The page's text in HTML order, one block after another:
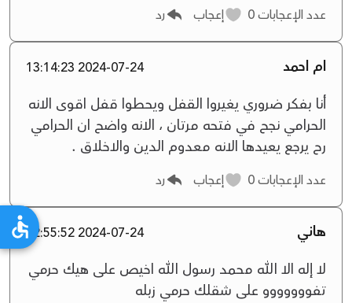
عدد الإعجابات إعجاب رد
ام احمد 2024-07-24 13:14:23
أنا بفكر ضروري يغيروا القفل ويحطوا قفل اقوى الانه
الحرامي نجح في فتحه مرتان ، الانه واضح ان الحرامي
رح يرجع يعيدها الانه معدوم الدين والاخلاق .
عدد الإعجابات إعجاب رد
هاني 2024-07-24 12:55:52
لا إله الا الله محمد رسول الله اخيص على هيك حرمي
تفووووووو على شقلك حرمي زبله